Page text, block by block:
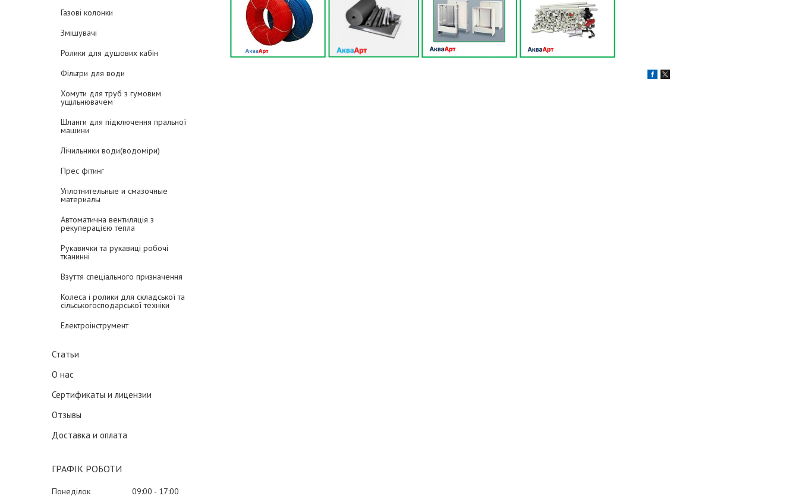
Газові колонки
Змішувачі
Ролики для душових кабін
Фільтри для води
Хомути для труб з гумовим
ущільнювачем
Шланги для підключення пральної
машини
Лічильники води(водоміри)
Прес фітинг
Уплотнительные и смазочные
материалы
Автоматична вентиляція з
рекуперацією тепла
Рукавички та рукавиці робочі
тканинні
Взуття спеціального призначення
Колеса і ролики для складської та
сільськогосподарської техніки
Електроінструмент
Статьи
О нас
Сертификаты и лицензии
Отзывы
Доставка и оплата
ГРАФІК РОБОТИ
Понеділок 09:00
17:00